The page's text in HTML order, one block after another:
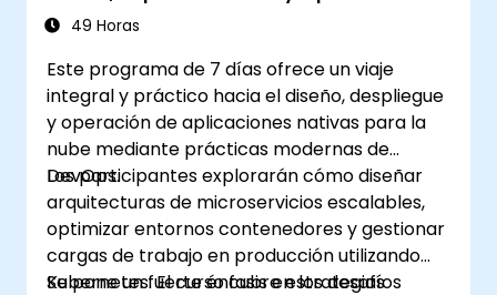
Microservicios Escalables con Kubernetes
49 Horas
Este programa de 7 días ofrece un viaje
integral y práctico hacia el diseño, despliegue
y operación de aplicaciones nativas para la
nube mediante prácticas modernas de
DevOps.
Los participantes explorarán cómo diseñar
arquitecturas de microservicios escalables,
optimizar entornos contenedores y gestionar
cargas de trabajo en producción utilizando
Kubernetes. El curso cubre estrategias
Se pone un fuerte énfasis en los desafíos